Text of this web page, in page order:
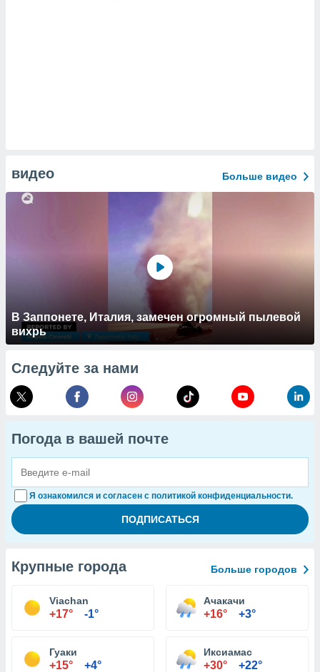
видео Больше видео
В Заппонете, Италия, замечен огромный пылевой
вихрь
Следуйте за нами
Погода в вашей почте
Я ознакомился и согласен с политикой конфиденциальности.
Крупные города Больше городов
Viachan
+17° -1°
Ачакачи
+16° +3°
Гуаки
+15° +4°
Иксиамас
+30° +22°